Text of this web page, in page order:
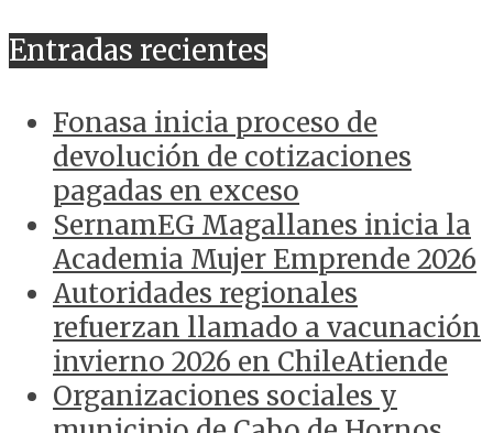
Entradas recientes
Fonasa inicia proceso de
devolución de cotizaciones
pagadas en exceso
SernamEG Magallanes inicia la
Academia Mujer Emprende 2026
Autoridades regionales
refuerzan llamado a vacunación
invierno 2026 en ChileAtiende
Organizaciones sociales y